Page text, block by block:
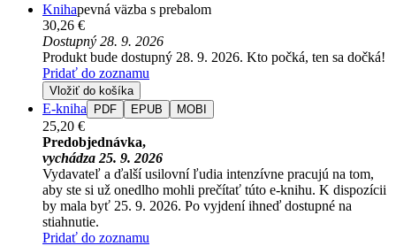
Knihapevná väzba s prebalom
30,26 €
Dostupný 28. 9. 2026
Produkt bude dostupný 28. 9. 2026. Kto počká, ten sa dočká!
Pridať do zoznamu
Vložiť do košíka
E-kniha PDF EPUB MOBI
25,20 €
Predobjednávka,
vychádza 25. 9. 2026
Vydavateľ a ďalší usilovní ľudia intenzívne pracujú na tom,
aby ste si už onedlho mohli prečítať túto e-knihu. K dispozícii
by mala byť 25. 9. 2026. Po vyjdení ihneď dostupné na
stiahnutie.
Pridať do zoznamu